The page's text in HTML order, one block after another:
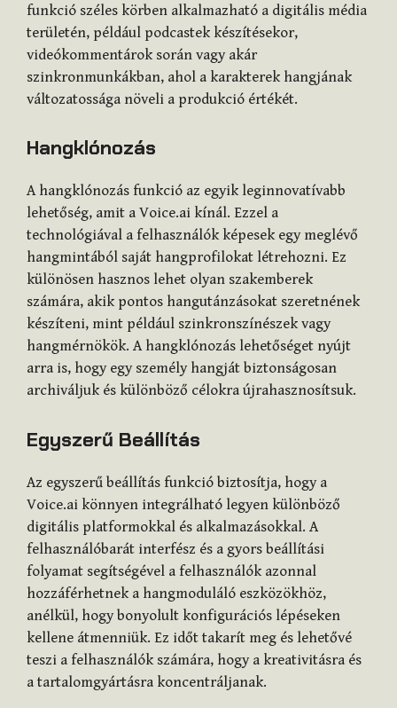
funkció széles körben alkalmazható a digitális média
területén, például podcastek készítésekor,
videókommentárok során vagy akár
szinkronmunkákban, ahol a karakterek hangjának
változatossága növeli a produkció értékét.
Hangklónozás
A hangklónozás funkció az egyik leginnovatívabb
lehetőség, amit a Voice.ai kínál. Ezzel a
technológiával a felhasználók képesek egy meglévő
hangmintából saját hangprofilokat létrehozni. Ez
különösen hasznos lehet olyan szakemberek
számára, akik pontos hangutánzásokat szeretnének
készíteni, mint például szinkronszínészek vagy
hangmérnökök. A hangklónozás lehetőséget nyújt
arra is, hogy egy személy hangját biztonságosan
archiváljuk és különböző célokra újrahasznosítsuk.
Egyszerű Beállítás
Az egyszerű beállítás funkció biztosítja, hogy a
Voice.ai könnyen integrálható legyen különböző
digitális platformokkal és alkalmazásokkal. A
felhasználóbarát interfész és a gyors beállítási
folyamat segítségével a felhasználók azonnal
hozzáférhetnek a hangmoduláló eszközökhöz,
anélkül, hogy bonyolult konfigurációs lépéseken
kellene átmenniük. Ez időt takarít meg és lehetővé
teszi a felhasználók számára, hogy a kreativitásra és
a tartalomgyártásra koncentráljanak.